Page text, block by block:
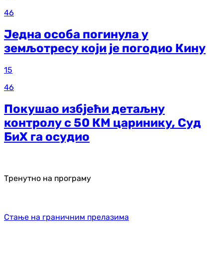
46
Једна особа погинула у
земљотресу који је погодио Кину
15
46
Покушао избјећи детаљну
контролу с 50 КМ царинику, Суд
БиХ га осудио
Тренутно на програму
Стање на граничним прелазима